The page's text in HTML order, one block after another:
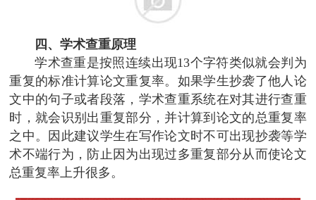
四、学术查重原理
学术查重是按照连续出现13个字符类似就会判为
重复的标准计算论文重复率。如果学生抄袭了他人论
文中的句子或者段落，学术查重系统在对其进行查重
时，就会识别出重复部分，并计算到论文的总重复率
之中。因此建议学生在写作论文时不可出现抄袭等学
术不端行为，防止因为出现过多重复部分从而使论文
总重复率上升很多。